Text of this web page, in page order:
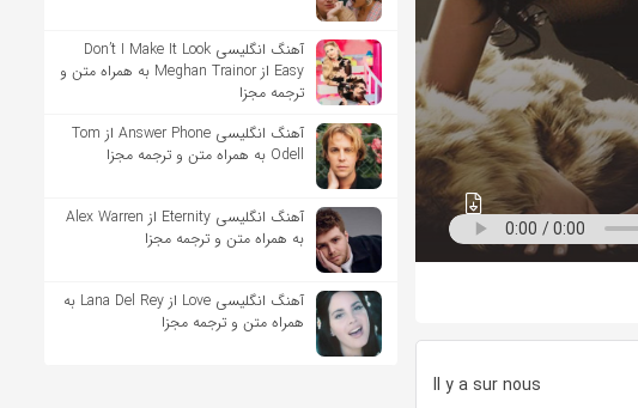
Il y a sur nous
آهنگ انگلیسی Don’t I Make It Look
Easy از Meghan Trainor به همراه متن و
ترجمه مجزا
آهنگ انگلیسی Answer Phone از Tom
Odell به همراه متن و ترجمه مجزا
آهنگ انگلیسی Eternity از Alex Warren
به همراه متن و ترجمه مجزا
آهنگ انگلیسی Love از Lana Del Rey به
همراه متن و ترجمه مجزا